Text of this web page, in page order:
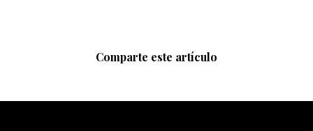
Comparte este artículo